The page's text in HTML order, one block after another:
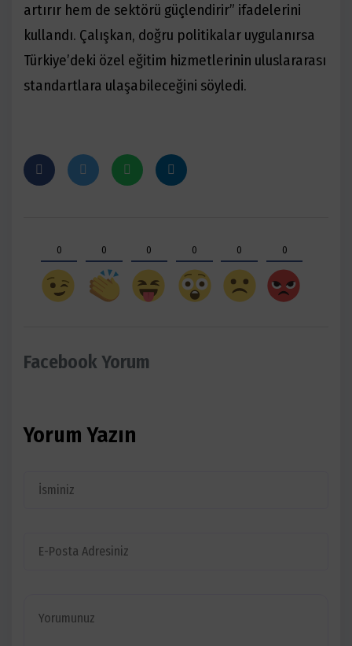
artırır hem de sektörü güçlendirir” ifadelerini
kullandı. Çalışkan, doğru politikalar uygulanırsa
Türkiye’deki özel eğitim hizmetlerinin uluslararası
standartlara ulaşabileceğini söyledi.
0 0 0 0 0 0
Facebook Yorum
Yorum Yazın